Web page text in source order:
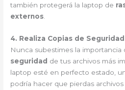
también protegerá la laptop de
externos
4. Realiza Copias de
Nunca subestimes la importancia
seguridad de tus archivos más
laptop esté en perfecto estado,
podría hacer que pierdas archivos